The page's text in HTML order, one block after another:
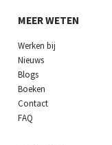
MEER WETEN
Werken bij
Nieuws
Blogs
Boeken
Contact
FAQ